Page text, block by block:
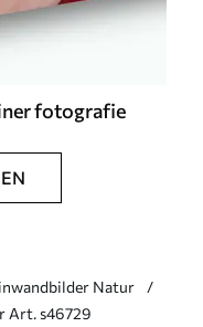
fotografie
Natur
Art. s46729